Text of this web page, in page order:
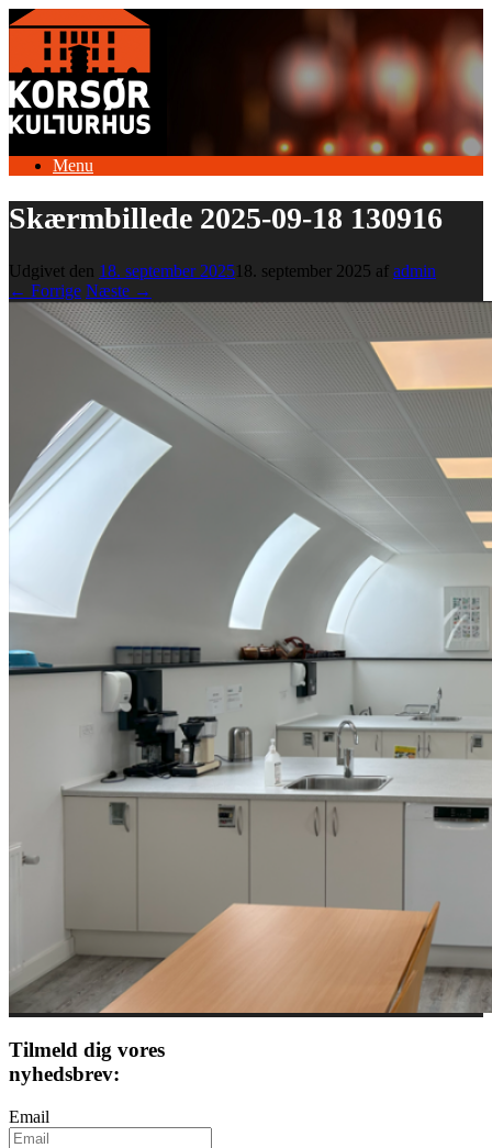
Gå
indhold
Menu
Skærmbillede 2025-09-18 130916
Udgivet den 18. september 2025 18. september 2025 af admin
← Forrige Næste →
Tilmeld dig vores
nyhedsbrev:
Email